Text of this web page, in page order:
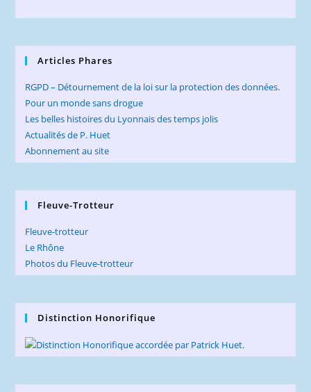
Articles Phares
RGPD – Détournement de la loi sur la protection des données.
Pour un monde sans drogue
Les belles histoires du Lyonnais des temps jolis
Actualités de P. Huet
Abonnement au site
Fleuve-Trotteur
Fleuve-trotteur
Le Rhône
Photos du Fleuve-trotteur
Distinction Honorifique